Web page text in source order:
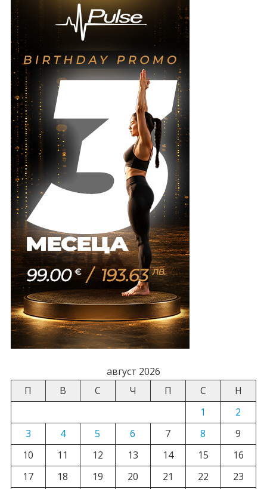
август 2026
П
В С Ч П С
Н
1
2
3
4 5 6 7 8
9
10
11 12 13 14 15
16
17
18 19 20 21 22
23